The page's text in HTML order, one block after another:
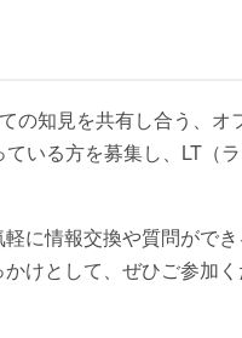
の知見を共有し合う、
いる方を募集し、LT（
に情報交換や質問がで
けとして、ぜひご参加